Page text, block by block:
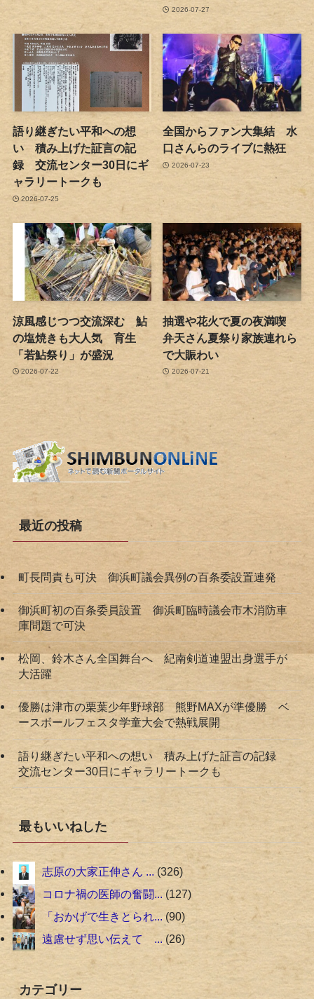
2026-07-27
語り継ぎたい平和への想
い 積み上げた証言の記
録 交流センター30日にギ
ャラリートークも
2026-07-25
全国からファン大集結 水
口さんらのライブに熱狂
2026-07-23
涼風感じつつ交流深む 鮎
の塩焼きも大人気 育生
「若鮎祭り」が盛況
2026-07-22
抽選や花火で夏の夜満喫
弁天さん夏祭り家族連れら
で大賑わい
2026-07-21
最近の投稿
町長問責も可決 御浜町議会異例の百条委設置連発
御浜町初の百条委員設置 御浜町臨時議会市木消防車
庫問題で可決
松岡、鈴木さん全国舞台へ 紀南剣道連盟出身選手が
大活躍
優勝は津市の栗葉少年野球部 熊野MAXが準優勝 ベ
ースボールフェスタ学童大会で熱戦展開
語り継ぎたい平和への想い 積み上げた証言の記録
交流センター30日にギャラリートークも
最もいいねした
志原の大家正伸さん ... 326
コロナ禍の医師の奮闘... 127
「おかげで生きとられ... 90
遠慮せず思い伝えて ... 26
カテゴリー